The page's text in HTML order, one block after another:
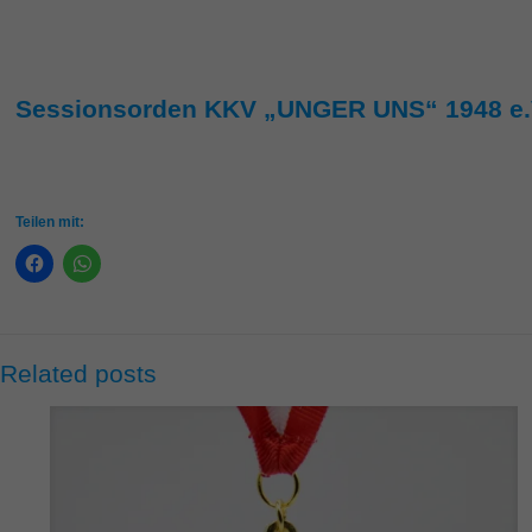
Sessionsorden KKV „UNGER UNS“ 1948
Teilen mit:
Related posts